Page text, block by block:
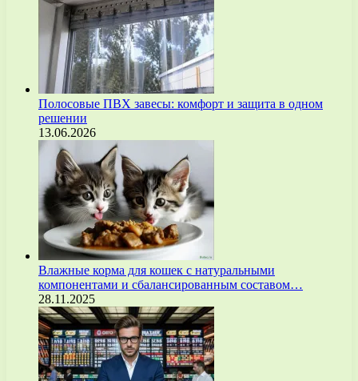
Полосовые ПВХ завесы: комфорт и защита в одном
решении
13.06.2026
Влажные корма для кошек с натуральными
компонентами и сбалансированным составом…
28.11.2025